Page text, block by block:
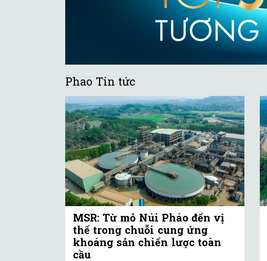
Phao Tin tức
MSR: Từ mỏ Núi Pháo đến vị
thế trong chuỗi cung ứng
khoáng sản chiến lược toàn
cầu